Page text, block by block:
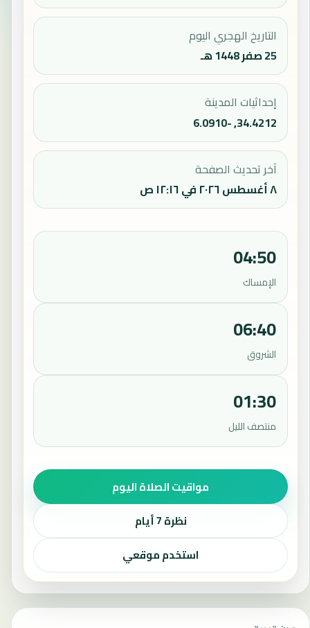
التاريخ الهجري اليوم
25 صفر 1448 هـ
إحداثيات المدينة
34.4212, -6.0910
آخر تحديث الصفحة
٨ أغسطس ٢٠٢٦ في ١٢:١٦ ص
04:50
الإمساك
06:40
الشروق
01:30
منتصف الليل
مواقيت الصلاة اليوم
نظرة 7 أيام
استخدم موقعي